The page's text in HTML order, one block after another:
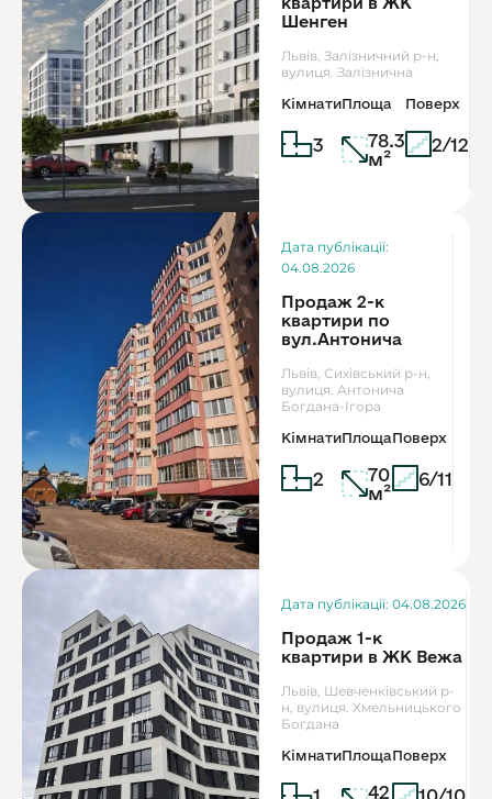
Шенген
Львів, Залізничний р-н,
вулиця. Залізнична
Кімнати
3
Площа
78.3
м²
Поверх
2/12
Дата публікації:
04.08.2026
Продаж 2-к
квартири по
вул.Антонича
Львів, Сихівський р-н,
вулиця. Антонича
Богдана-Ігора
Кімнати
2
Площа
70
м²
Поверх
6/11
Дата публікації: 04.08.2026
Продаж 1-к
квартири в ЖК Вежа
Львів, Шевченківський р-
н, вулиця. Хмельницького
Богдана
КімнатиПлоща
42
Поверх